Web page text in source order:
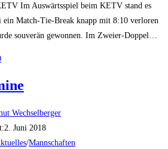
Im Auswärtsspiel beim KETV stand es
ein Match-Tie-Break knapp mit 8:10 verloren
souverän gewonnen. Im Zweier-Doppel…
Wechselberger
2. Juni 2018
/Mannschaften